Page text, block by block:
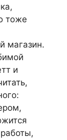
тоже
магазин.
и